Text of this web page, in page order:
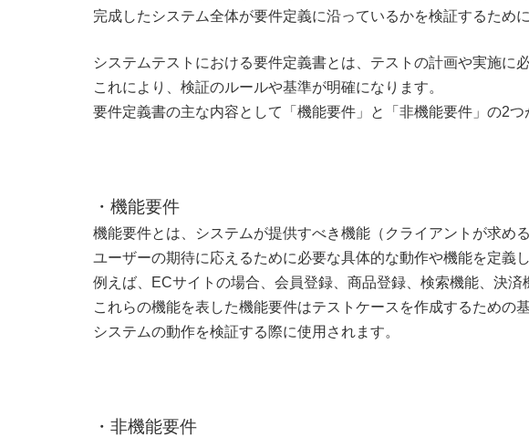
完成したシステム全体が要件定義に沿っているかを検証するために
システムテストにおける要件定義書とは、テストの計画や実施に
これにより、検証のルールや基準が明確になります。
要件定義書の主な内容として「機能要件」と「非機能要件」の2つ
・機能要件
機能要件とは、システムが提供すべき機能（クライアントが求め
ユーザーの期待に応えるために必要な具体的な動作や機能を定義し
例えば、ECサイトの場合、会員登録、商品登録、検索機能、決済
これらの機能を表した機能要件はテストケースを作成するための
システムの動作を検証する際に使用されます。
・非機能要件